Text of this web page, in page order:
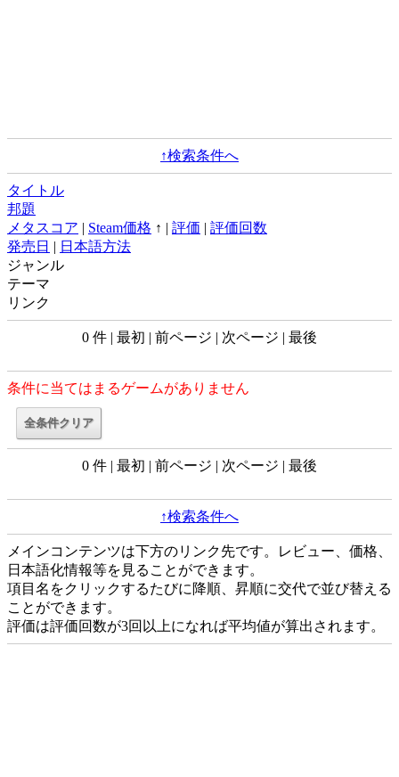
↑検索条件へ
タイトル
邦題
メタスコア | Steam価格 ↑ | 評価 | 評価回数
発売日 | 日本語方法
ジャンル
テーマ
リンク
0 件 | 最初 | 前ページ | 次ページ | 最後
条件に当てはまるゲームがありません
0 件 | 最初 | 前ページ | 次ページ | 最後
↑検索条件へ
メインコンテンツは下方のリンク先です。レビュー、価格、
日本語化情報等を見ることができます。
項目名をクリックするたびに降順、昇順に交代で並び替える
ことができます。
評価は評価回数が3回以上になれば平均値が算出されます。